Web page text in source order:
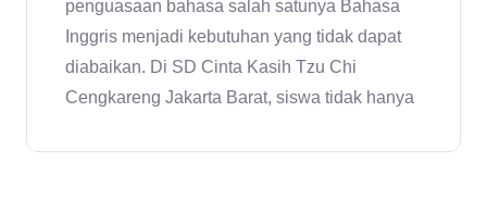
penguasaan bahasa salah satunya Bahasa
Inggris menjadi kebutuhan yang tidak dapat
diabaikan. Di SD Cinta Kasih Tzu Chi
Cengkareng Jakarta Barat, siswa tidak hanya